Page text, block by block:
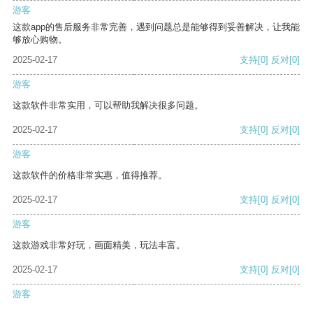
游客
这款app的售后服务非常完善，遇到问题总是能够得到妥善解决，让我能
够放心购物。
2025-02-17
支持[0] 反对[0]
游客
这款软件非常实用，可以帮助我解决很多问题。
2025-02-17 支持[0] 反对[0]
游客
这款软件的价格非常实惠，值得推荐。
2025-02-17 支持[0] 反对[0]
游客
这款游戏非常好玩，画面精美，玩法丰富。
2025-02-17 支持[0] 反对[0]
游客